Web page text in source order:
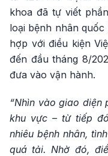
khoa đã tự viết
loại bệnh nhân
hợp với điều kiện
đến đầu tháng 8/
đưa vào vận hành.
“Nhìn vào giao diện
khu vực – từ tiếp
nhiêu bệnh nhân,
quá tải. Nhờ đó,